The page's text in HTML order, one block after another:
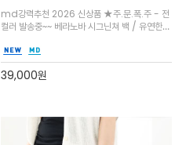
셜 숄더백
md강력추천 2026 신상품 ★주.문.폭.주 - 전
컬러 발송중~~ 베라노바 시그닌쳐 백 / 유연한
설계로 어깨의 피로도를 낮춰 편안한 착용/가볍
게 들수록 더욱 멋스러운 크링클 텍스처의 데일
리 숄더백
39,000원